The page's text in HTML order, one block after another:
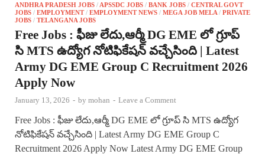
ANDHRA PRADESH JOBS / APSSDC JOBS / BANK JOBS / CENTRAL GOVT
JOBS / EMPLOYMENT/ EMPLOYMENT NEWS / MEGA JOB MELA / PRIVATE
JOBS / TELANGANA JOBS
Free Jobs : ఫీజు లేదు,ఆర్మీ DG EME లో గ్రూప్
సి MTS ఉద్యోగ నోటిఫికేషన్ వచ్చేసింది | Latest
Army DG EME Group C Recruitment 2026
Apply Now
January 13, 2026 - by mohan - Leave a Comment
Free Jobs : ఫీజు లేదు,ఆర్మీ DG EME లో గ్రూప్ సి MTS ఉద్యోగ
నోటిఫికేషన్ వచ్చేసింది | Latest Army DG EME Group C
Recruitment 2026 Apply Now Latest Army DG EME Group